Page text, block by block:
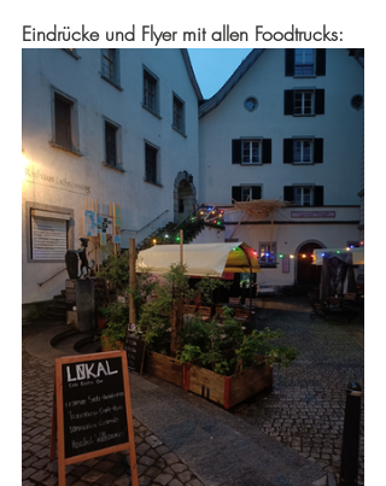
Eindrücke und Flyer mit allen Foodtrucks: